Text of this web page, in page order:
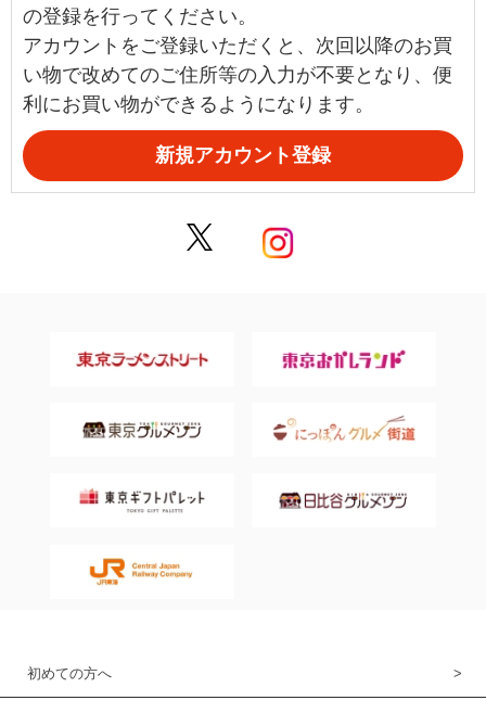
の登録を行ってください。
アカウントをご登録いただくと、次回以降のお買
い物で改めてのご住所等の入力が不要となり、便
利にお買い物ができるようになります。
初めての方へ